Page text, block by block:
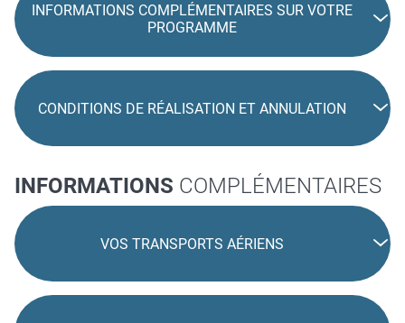
INFORMATIONS COMPLÉMENTAIRES SUR VOTRE
PROGRAMME
CONDITIONS DE RÉALISATION ET ANNULATION
INFORMATIONS COMPLÉMENTAIRES
VOS TRANSPORTS AÉRIENS